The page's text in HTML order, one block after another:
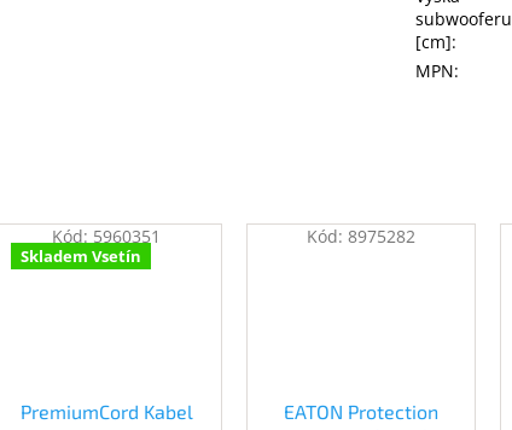
Skladem Vsetín
PremiumCord Kabel
Kód: 5960351
EATON Protection
Kód: 8975282
subwooferu
[cm]:
MPN: